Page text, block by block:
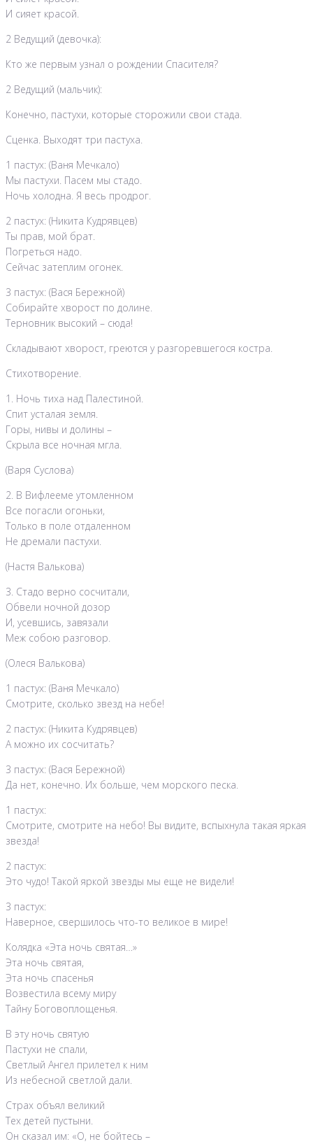
И сияет красой.
2 Ведущий (девочка):
Кто же первым узнал о рождении Спасителя?
2 Ведущий (мальчик):
Конечно, пастухи, которые сторожили свои стада.
Сценка. Выходят три пастуха.
1 пастух: (Ваня Мечкало)
Мы пастухи. Пасем мы стадо.
Ночь холодна. Я весь продрог.
2 пастух: (Никита Кудрявцев)
Ты прав, мой брат.
Погреться надо.
Сейчас затеплим огонек.
3 пастух: (Вася Бережной)
Собирайте хворост по долине.
Терновник высокий – сюда!
Складывают хворост, греются у разгоревшегося костра.
Стихотворение.
1. Ночь тиха над Палестиной.
Спит усталая земля.
Горы, нивы и долины –
Скрыла все ночная мгла.
(Варя Суслова)
2. В Вифлееме утомленном
Все погасли огоньки,
Только в поле отдаленном
Не дремали пастухи.
(Настя Валькова)
3. Стадо верно сосчитали,
Обвели ночной дозор
И, усевшись, завязали
Меж собою разговор.
(Олеся Валькова)
1 пастух: (Ваня Мечкало)
Смотрите, сколько звезд на небе!
2 пастух: (Никита Кудрявцев)
А можно их сосчитать?
3 пастух: (Вася Бережной)
Да нет, конечно. Их больше, чем морского песка.
1 пастух:
Смотрите, смотрите на небо! Вы видите, вспыхнула такая яркая
звезда!
2 пастух:
Это чудо! Такой яркой звезды мы еще не видели!
3 пастух:
Наверное, свершилось что-то великое в мире!
Колядка «Эта ночь святая…»
Эта ночь святая,
Эта ночь спасенья
Возвестила всему миру
Тайну Боговоплощенья.
В эту ночь святую
Пастухи не спали,
Светлый Ангел прилетел к ним
Из небесной светлой дали.
Страх объял великий
Тех детей пустыни.
Он сказал им: «О, не бойтесь –